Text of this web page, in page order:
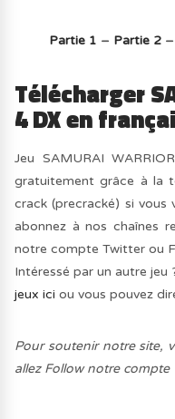
Partie 1 – Partie 2–
Télécharger
4 DX en
Jeu SAMURAI
gratuitement grâce à la
crack (precracké) si vous
abonnez à nos chaînes
notre compte Twitter ou
Intéressé par un autre jeu
jeux ici ou vous pouvez
Pour soutenir notre site,
allez Follow notre compte